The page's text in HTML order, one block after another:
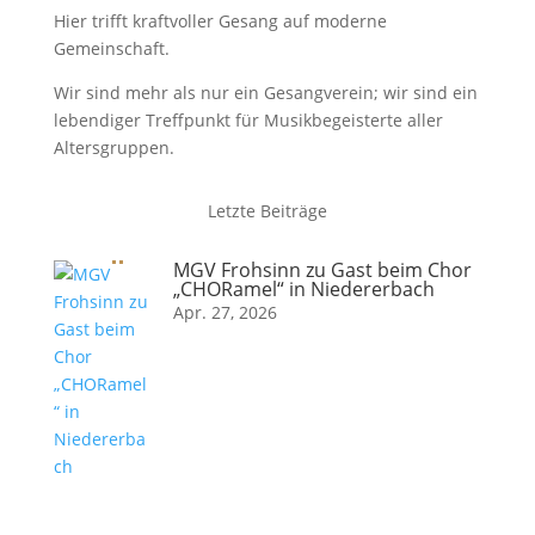
Hier trifft kraftvoller Gesang auf moderne
Gemeinschaft.
Wir sind mehr als nur ein Gesangverein; wir sind ein
lebendiger Treffpunkt für Musikbegeisterte aller
Altersgruppen.
Letzte Beiträge
MGV Frohsinn zu Gast beim Chor
„CHORamel“ in Niedererbach
Apr. 27, 2026